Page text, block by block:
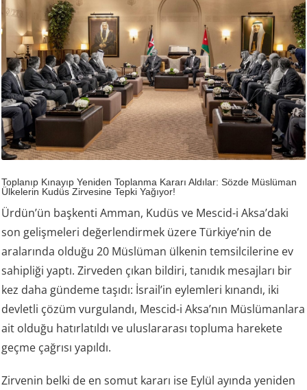
Toplanıp Kınayıp Yeniden Toplanma Kararı Aldılar: Sözde Müslüman
Ülkelerin Kudüs Zirvesine Tepki Yağıyor!
Ürdün’ün başkenti Amman, Kudüs ve Mescid-i Aksa’daki
son gelişmeleri değerlendirmek üzere Türkiye’nin de
aralarında olduğu 20 Müslüman ülkenin temsilcilerine ev
sahipliği yaptı. Zirveden çıkan bildiri, tanıdık mesajları bir
kez daha gündeme taşıdı: İsrail’in eylemleri kınandı, iki
devletli çözüm vurgulandı, Mescid-i Aksa’nın Müslümanlara
ait olduğu hatırlatıldı ve uluslararası topluma harekete
geçme çağrısı yapıldı.
Zirvenin belki de en somut kararı ise Eylül ayında yeniden